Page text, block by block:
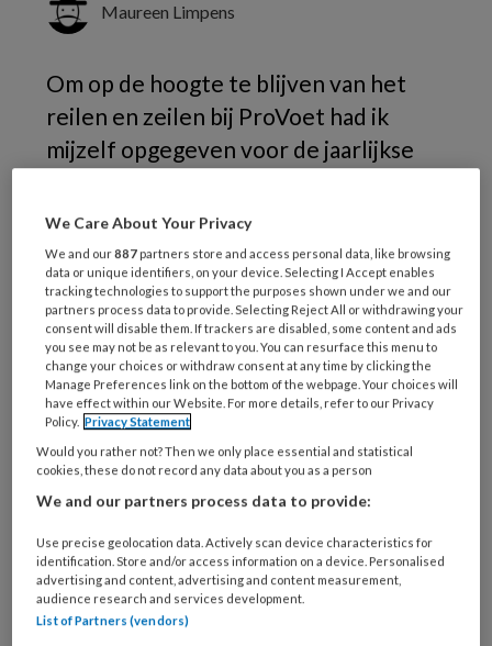
Maureen Limpens
Om op de hoogte te blijven van het
reilen en zeilen bij ProVoet had ik
mijzelf opgegeven voor de jaarlijkse
weer en ik zat ‘s ochtends vroeg al in
de auto op weg naar Veenendaal. Bij
het bereiken van de parkeergarage van
het Van der Valk hotel zag ik mij voor 2
hindernissen gesteld.
PREMIUM
Wilt u dit artikel lezen?
Neem voetenwerkmagazine.nl een maand
gratis op proef. Na een maand stopt het
abonnement automatisch.
We Care About Your Privacy
We and our887 partners store and access personal data, like browsing
data or unique identifiers, on your device. Selecting I Accept enables
tracking technologies to support the purposes shown under we and our
partners process data to provide. Selecting Reject All or withdrawing your
consent will disable them. If trackers are disabled, some content and ads
you see may not be as relevant to you. You can resurface this menu to
change your choices or withdraw consent at any time by clicking the
Manage Preferences link on the bottom of the webpage. Your choices will
have effect within our Website. For more details, refer to our Privacy
Policy. Privacy Statement
Would you rather not? Then we only place essential and statistical
cookies, these do not record any data about you as a person
We and our partners process data to provide:
Use precise geolocation data. Actively scan device characteristics for
identification. Store and/or access information on a device. Personalised
advertising and content, advertising and content measurement,
audience research and services development.
List of Partners (vendors)